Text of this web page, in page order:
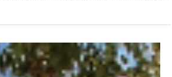
como una 'ciudad en lo alto de la colina'
El Pueblo Católico) Por Roxanne King Un
padre para su rebaño. Un apóstol fiel. Un
Así lo describen quienes conocen bien al